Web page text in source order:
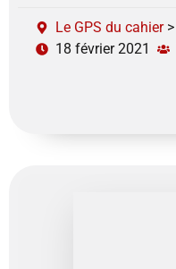
Le GPS du cahier>
18 février 2021